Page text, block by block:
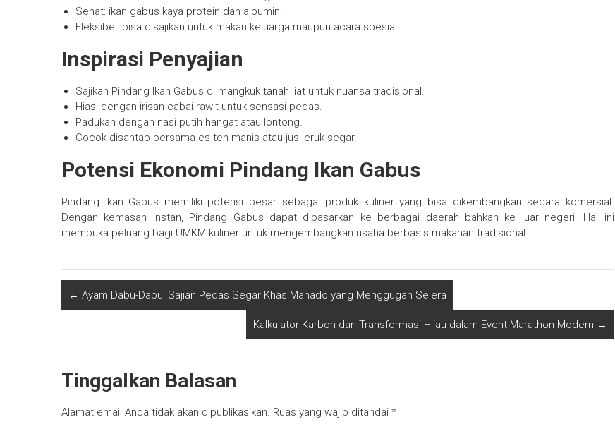
Sehat: ikan gabus kaya protein dan albumin.
Fleksibel: bisa disajikan untuk makan keluarga maupun acara spesial.
Inspirasi Penyajian
Sajikan Pindang Ikan Gabus di mangkuk tanah liat untuk nuansa tradisional.
Hiasi dengan irisan cabai rawit untuk sensasi pedas.
Padukan dengan nasi putih hangat atau lontong.
Cocok disantap bersama es teh manis atau jus jeruk segar.
Potensi Ekonomi Pindang Ikan Gabus
Pindang Ikan Gabus memiliki potensi besar sebagai produk kuliner yang bisa dikembangkan secara komersial.
Dengan kemasan instan, Pindang Gabus dapat dipasarkan ke berbagai daerah bahkan ke luar negeri. Hal ini
membuka peluang bagi UMKM kuliner untuk mengembangkan usaha berbasis makanan tradisional.
← Ayam Dabu-Dabu: Sajian Pedas Segar Khas Manado yang Menggugah Selera
Kalkulator Karbon dan Transformasi Hijau dalam Event Marathon Modern →
Tinggalkan Balasan
Alamat email Anda tidak akan dipublikasikan. Ruas yang wajib ditandai *